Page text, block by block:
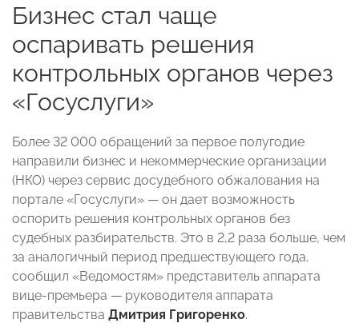
Бизнес стал чаще
оспаривать решения
контрольных органов через
«Госуслуги»
Более 32 000 обращений за первое полугодие
направили бизнес и некоммерческие организации
(НКО) через сервис досудебного обжалования на
портале «Госуслуги» — он дает возможность
оспорить решения контрольных органов без
судебных разбирательств. Это в 2,2 раза больше, чем
за аналогичный период предшествующего года,
сообщил «Ведомостям» представитель аппарата
вице-премьера — руководителя аппарата
правительства Дмитрия Григоренко.